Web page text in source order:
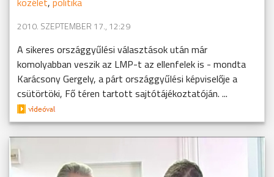
2010. SZEPTEMBER 17., 12:29
A sikeres országgyűlési választások után már
komolyabban veszik az LMP-t az ellenfelek is - mondta
Karácsony Gergely, a párt országgyűlési képviselője a
csütörtöki, Fő téren tartott sajtótájékoztatóján. ...